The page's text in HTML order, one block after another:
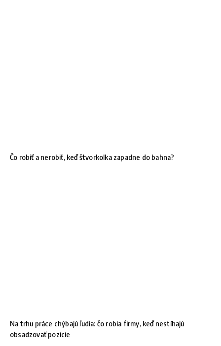
Čo robiť a nerobiť, keď štvorkolka zapadne do bahna?
Na trhu práce chýbajú ľudia: čo robia firmy, keď nestíhajú
obsadzovať pozície